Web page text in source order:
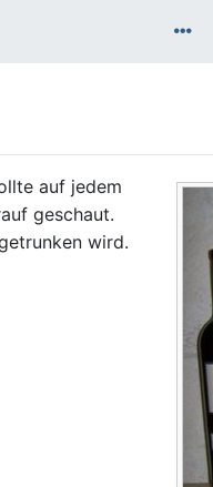
auf jedem
geschaut.
wird.